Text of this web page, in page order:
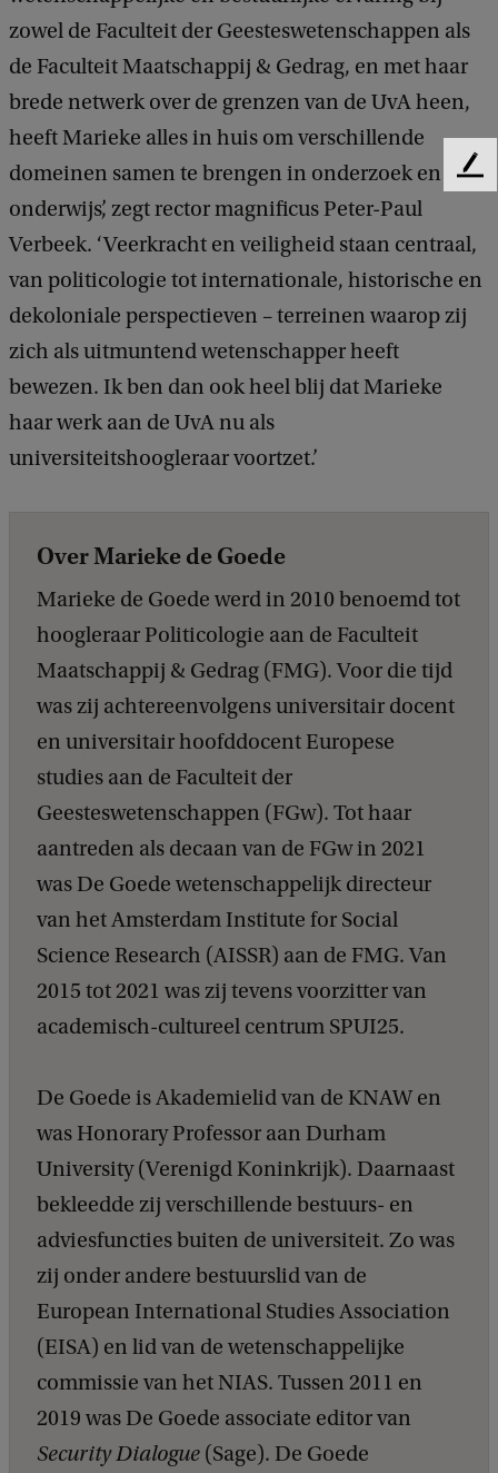
zowel de Faculteit der Geesteswetenschappen als
de Faculteit Maatschappij & Gedrag, en met haar
brede netwerk over de grenzen van de UvA heen,
heeft Marieke alles in huis om verschillende
domeinen samen te brengen in onderzoek en
onderwijs’, zegt rector magnificus Peter-Paul
Verbeek. ‘Veerkracht en veiligheid staan centraal,
van politicologie tot internationale, historische en
dekoloniale perspectieven – terreinen waarop zij
zich als uitmuntend wetenschapper heeft
bewezen. Ik ben dan ook heel blij dat Marieke
haar werk aan de UvA nu als
universiteitshoogleraar voortzet.’
Over Marieke de Goede
Marieke de Goede werd in 2010 benoemd tot
hoogleraar Politicologie aan de Faculteit
Maatschappij & Gedrag (FMG). Voor die tijd
was zij achtereenvolgens universitair docent
en universitair hoofddocent Europese
studies aan de Faculteit der
Geesteswetenschappen (FGw). Tot haar
aantreden als decaan van de FGw in 2021
was De Goede wetenschappelijk directeur
van het Amsterdam Institute for Social
Science Research (AISSR) aan de FMG. Van
2015 tot 2021 was zij tevens voorzitter van
academisch-cultureel centrum SPUI25.
De Goede is Akademielid van de KNAW en
was Honorary Professor aan Durham
University (Verenigd Koninkrijk). Daarnaast
bekleedde zij verschillende bestuurs- en
adviesfuncties buiten de universiteit. Zo was
zij onder andere bestuurslid van de
European International Studies Association
(EISA) en lid van de wetenschappelijke
commissie van het NIAS. Tussen 2011 en
2019 was De Goede associate editor van
Security Dialogue (Sage). De Goede
F
d
b